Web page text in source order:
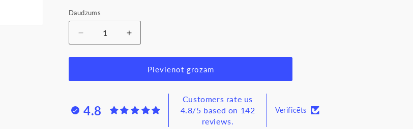
Daudzums
Samazināt
daudzumu
produktam
2-
SUNO
Palielināt
daudzumu
produktam
Rāmis
2-
SUNO
Pievienot grozam
4.8
Customers rate us
4.8/5 based on 142
reviews.
Verificēts